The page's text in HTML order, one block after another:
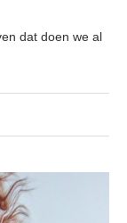
dat doen we al